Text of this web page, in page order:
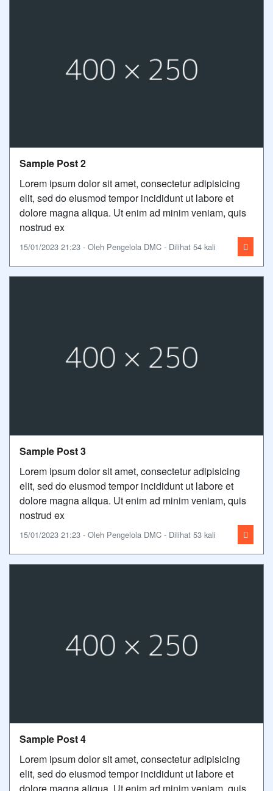
Sample Post 2
Lorem ipsum dolor sit amet, consectetur adipisicing
elit, sed do eiusmod tempor incididunt ut labore et
dolore magna aliqua. Ut enim ad minim veniam, quis
nostrud ex
15/01/2023 21:23 - Oleh Pengelola DMC - Dilihat 54 kali
Sample Post 3
Lorem ipsum dolor sit amet, consectetur adipisicing
elit, sed do eiusmod tempor incididunt ut labore et
dolore magna aliqua. Ut enim ad minim veniam, quis
nostrud ex
15/01/2023 21:23 - Oleh Pengelola DMC - Dilihat 53 kali
Sample Post 4
Lorem ipsum dolor sit amet, consectetur adipisicing
elit, sed do eiusmod tempor incididunt ut labore et